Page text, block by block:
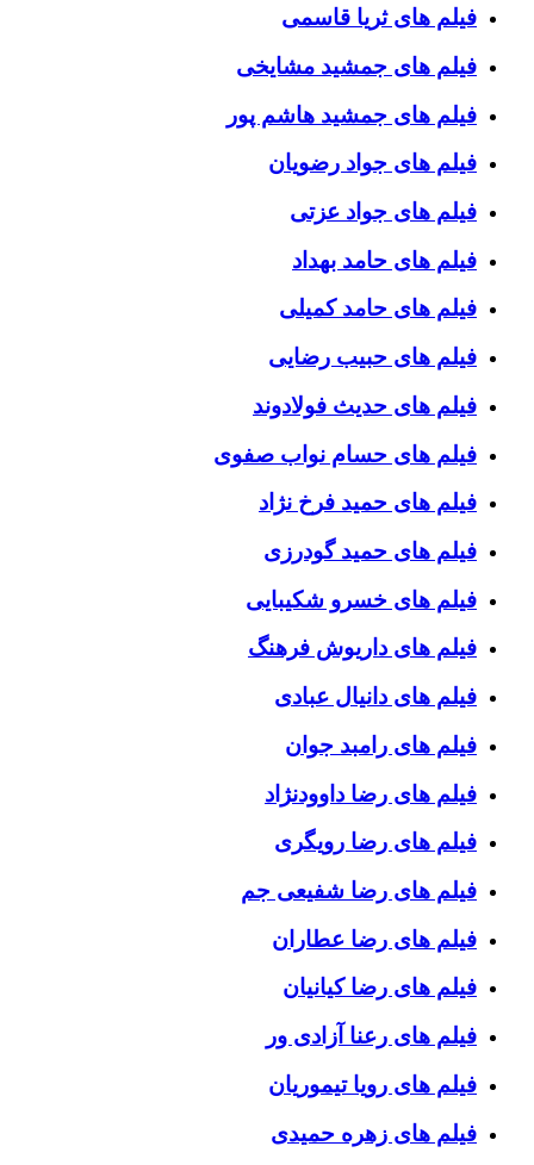
فیلم های ثریا قاسمی
فیلم های جمشید مشایخی
فیلم های جمشید هاشم پور
فیلم های جواد رضویان
فیلم های جواد عزتی
فیلم های حامد بهداد
فیلم های حامد کمیلی
فیلم های حبیب رضایی
فیلم های حدیث فولادوند
فیلم های حسام نواب صفوی
فیلم های حمید فرخ نژاد
فیلم های حمید گودرزی
فیلم های خسرو شکیبایی
فیلم های داریوش فرهنگ
فیلم های دانیال عبادی
فیلم های رامبد جوان
فیلم های رضا داوودنژاد
فیلم های رضا رویگری
فیلم های رضا شفیعی جم
فیلم های رضا عطاران
فیلم های رضا کیانیان
فیلم های رعنا آزادی ور
فیلم های رویا تیموریان
فیلم های زهره حمیدی